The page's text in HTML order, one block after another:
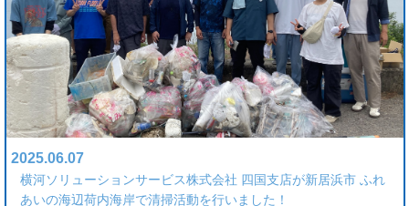
2025.06.07
横河ソリューションサービス株式会社 四国支店が新居浜市 ふれ
あいの海辺荷内海岸で清掃活動を行いました！